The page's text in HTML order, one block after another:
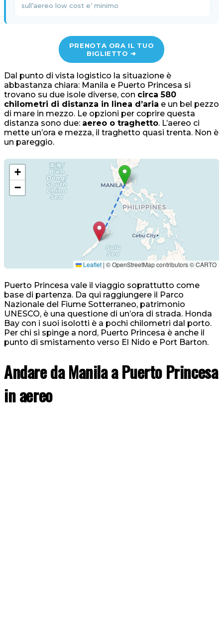
sull’aereo low cost e’ minimo
PRENOTA ORA IL TUO
BIGLIETTO ➜
Dal punto di vista logistico la situazione è
abbastanza chiara: Manila e Puerto Princesa si
trovano su due isole diverse, con circa 580
chilometri di distanza in linea d’aria e un bel pezzo
di mare in mezzo. Le opzioni per coprire questa
distanza sono due: aereo o traghetto. L’aereo ci
mette un’ora e mezza, il traghetto quasi trenta. Non è
un pareggio.
+
−
Leaflet | © OpenStreetMap contributors © CARTO
Puerto Princesa vale il viaggio soprattutto come
base di partenza. Da qui raggiungere il Parco
Nazionale del Fiume Sotterraneo, patrimonio
UNESCO, è una questione di un’ora di strada. Honda
Bay con i suoi isolotti è a pochi chilometri dal porto.
Per chi si spinge a nord, Puerto Princesa è anche il
punto di smistamento verso El Nido e Port Barton.
Andare da Manila a Puerto Princesa
in aereo